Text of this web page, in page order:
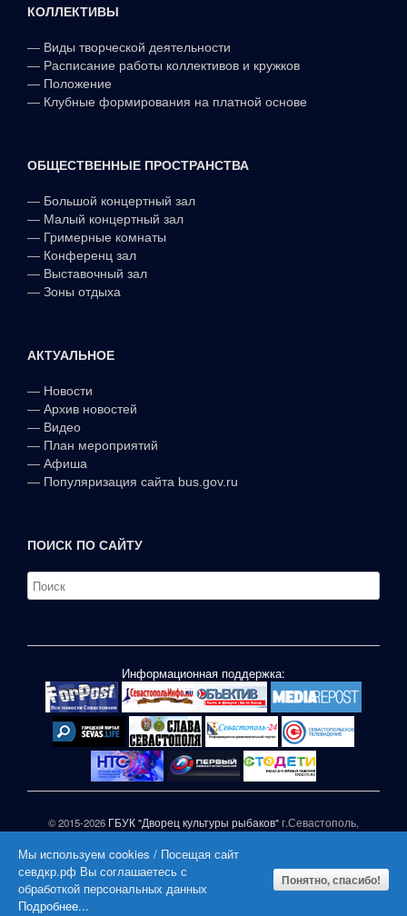
КОЛЛЕКТИВЫ
— Виды творческой деятельности
— Расписание работы коллективов и кружков
— Положение
— Клубные формирования на платной основе
ОБЩЕСТВЕННЫЕ ПРОСТРАНСТВА
— Большой концертный зал
— Малый концертный зал
— Гримерные комнаты
— Конференц зал
— Выставочный зал
— Зоны отдыха
АКТУАЛЬНОЕ
— Новости
— Архив новостей
— Видео
— План мероприятий
— Афиша
— Популяризация сайта bus.gov.ru
ПОИСК ПО САЙТУ
Информационная поддержка:
© 2015-2026 ГБУК "Дворец культуры рыбаков"г.Севастополь,
При частичном или полном копировании материалов сайта
активная гиперссылка на СЕВДКР.РФ обязательна |
|
Мы используем cookies / Посещая сайт
севдкр.рф Вы соглашаетесь с
обработкой персональных данных
Подробнее...
Понятно, спасибо!